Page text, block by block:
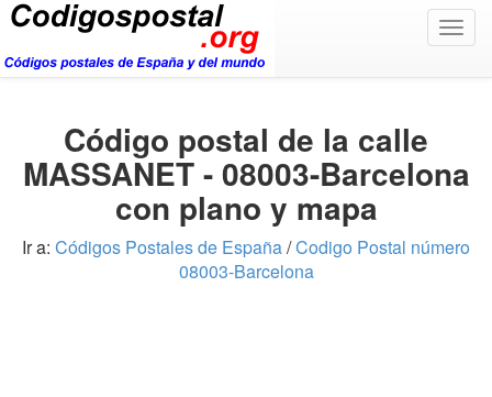
Código postal de la calle
MASSANET - 08003-Barcelona
con plano y mapa
Ir a: Códigos Postales de España/Codigo Postal número
08003-Barcelona